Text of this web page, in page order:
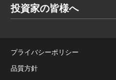
投資家の皆様へ
プライバシーポリシー
品質方針